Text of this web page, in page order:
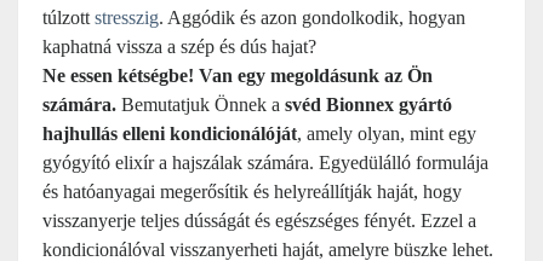
túlzott stresszig. Aggódik és azon gondolkodik, hogyan
kaphatná vissza a szép és dús hajat?
Ne essen kétségbe! Van egy megoldásunk az Ön
számára. Bemutatjuk Önnek a svéd Bionnex gyártó
hajhullás elleni kondicionálóját, amely olyan, mint egy
gyógyító elixír a hajszálak számára. Egyedülálló formulája
és hatóanyagai megerősítik és helyreállítják haját, hogy
visszanyerje teljes dússágát és egészséges fényét. Ezzel a
kondicionálóval visszanyerheti haját, amelyre büszke lehet.